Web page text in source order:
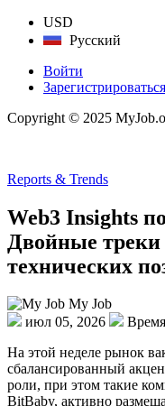
USD
Русский
Войти
Зарегистрироваться
Copyright © 2025
Reports & Trends
Web3 Insights
Двойные треки
технических
My Job
июл 05, 2026
На этой неделе рынок
сбалансированный
роли, при этом такие
BitBaby, активно